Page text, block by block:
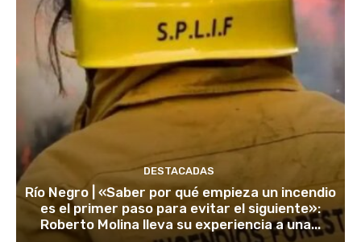
DESTACADAS
Río Negro | «Saber por qué empieza un incendio
es el primer paso para evitar el siguiente»:
Roberto Molina lleva su experiencia a una...